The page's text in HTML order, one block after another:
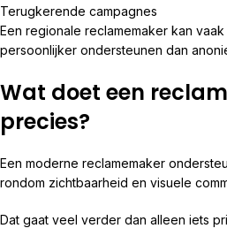
Terugkerende campagnes
Een regionale reclamemaker kan
persoonlijker ondersteunen dan
Wat doet een
precies?
Een moderne reclamemaker
rondom zichtbaarheid en visuele
Dat gaat veel verder dan alleen iets